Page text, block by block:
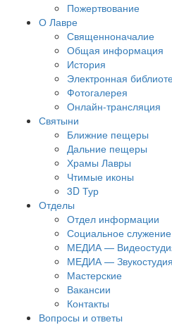
Пожертвование
О Лавре
Священноначалие
Общая информация
История
Электронная
Фотогалерея
Онлайн-трансляция
Святыни
Ближние пещеры
Дальние пещеры
Храмы Лавры
Чтимые иконы
3D Тур
Отделы
Отдел информации
Социальное служение
МЕДИА —
МЕДИА — Звукостудия
Мастерские
Вакансии
Контакты
Вопросы и ответы